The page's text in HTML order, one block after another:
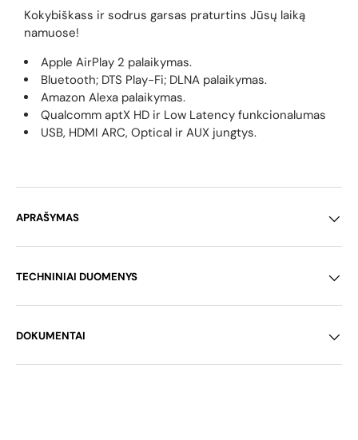
Kokybiškass ir sodrus garsas praturtins Jūsų laiką
namuose!
Apple AirPlay 2 palaikymas.
Bluetooth; DTS Play-Fi; DLNA palaikymas.
Amazon Alexa palaikymas.
Qualcomm aptX HD ir Low Latency funkcionalumas
USB, HDMI ARC, Optical ir AUX jungtys.
APRAŠYMAS
TECHNINIAI DUOMENYS
DOKUMENTAI